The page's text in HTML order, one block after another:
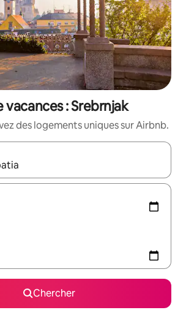
vacances : Srebrnjak
des logements uniques sur Airbnb.
sont affichés, parcourez-les en utilisant
Chercher